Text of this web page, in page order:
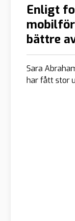
Enligt
bättre
Sara
har fått stor